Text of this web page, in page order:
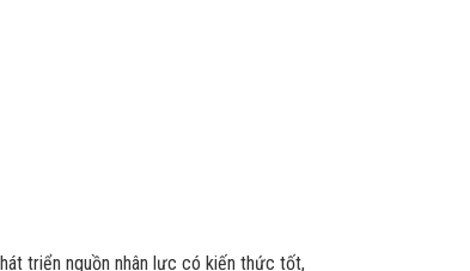
triển nguồn nhân lực có kiến thức tốt,